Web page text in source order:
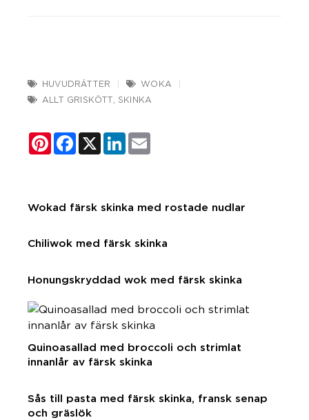
HUVUDRÄTTER
WOKA
ALLT GRISKÖTT
SKINKA
PinterestFacebook
X LinkedIn
Wokad färsk skinka med rostade nudlar
Chiliwok med färsk skinka
Honungskryddad wok med färsk skinka
Quinoasallad med broccoli och strimlat
innanlår av färsk skinka
Sås till pasta med färsk skinka, fransk senap
och gräslök